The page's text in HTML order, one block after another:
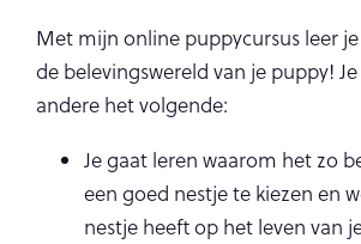
Met mijn online puppycursus leer
de belevingswereld van je puppy!
andere het volgende:
Je gaat leren waarom het zo
een goed nestje te kiezen en
nestje heeft op het leven van